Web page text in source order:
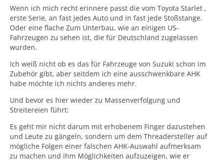
Wenn ich mich recht erinnere passt die vom Toyota Starlet ,
erste Serie, an fast jedes Auto und in fast jede Stoßstange.
Oder eine flache Zum Unterbau, wie an einigen US-
Fahrzeugen zu sehen ist, die für Deutschland zugelassen
wurden.
Ich weiß nicht ob es das für Fahrzeuge von Suzuki schon im
Zubehör gibt, aber seitdem ich eine ausschwenkbare AHK
habe möchte ich nichts anderes mehr.
Und bevor es hier wieder zu Massenverfolgung und
Streitereien führt:
Es geht mir nicht darum mit erhobenem Finger dazustehen
und Leute zu gängeln, sondern um dem Threadersteller auf
mögliche Folgen einer falschen AHK-Auswahl aufmerksam
zu machen und ihm Möglichkeiten aufzuzeigen, wie er